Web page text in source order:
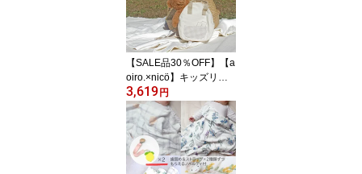
チ パンク心配なし 千鳥
柄 おしゃれベビーカー
【SALE品30％OFF】【a
oiro.×nicö】キッズリュ
ック ベビーリュック ビ
スケット バッグ ファー
ストリュックおしゃれ ギ
フト 出産祝い 男の子 女
の子 プチギフト 1歳2歳
3歳 一升餅 ベージュ ユニ
3,619 円